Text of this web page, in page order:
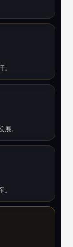
。
展。
。